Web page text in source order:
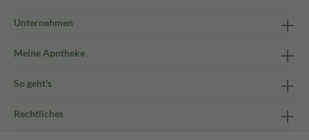
Unternehmen
Meine Apotheke
So geht's
Rechtliches